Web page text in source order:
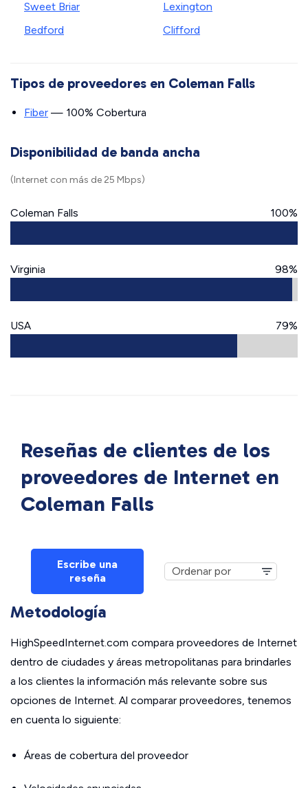
Sweet Briar
Bedford
Lexington
Clifford
Tipos de proveedores en Coleman Falls
Fiber — 100% Cobertura
Disponibilidad de banda ancha
(Internet con más de 25 Mbps)
Coleman Falls 100%
Virginia 98%
USA 79%
Reseñas de clientes de los
proveedores de Internet en
Coleman Falls
Escribe una
reseña
Metodología
HighSpeedInternet.com compara proveedores de Internet
dentro de ciudades y áreas metropolitanas para brindarles
a los clientes la información más relevante sobre sus
opciones de Internet. Al comparar proveedores, tenemos
en cuenta lo siguiente:
Áreas de cobertura del proveedor